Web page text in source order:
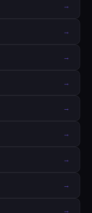
→
→
→
→
→
→
→
→
→